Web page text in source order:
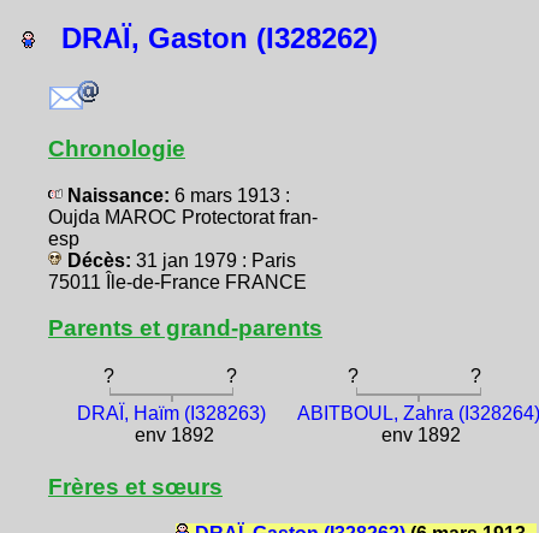
DRAÏ, Gaston (I328262)
Chronologie
Naissance: 6 mars 1913 :
Oujda MAROC Protectorat fran-
esp
Décès: 31 jan 1979 : Paris
75011 Île-de-France FRANCE
Parents et grand-parents
? ? ?
?
DRAÏ, Haïm (I328263)
env 1892
ABITBOUL, Zahra (I328264)
env 1892
Frères et sœurs